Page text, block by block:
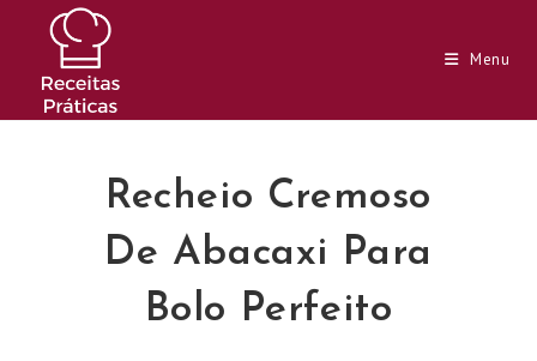
conteúdo
Menu
Recheio Cremoso
De Abacaxi Para
Bolo Perfeito